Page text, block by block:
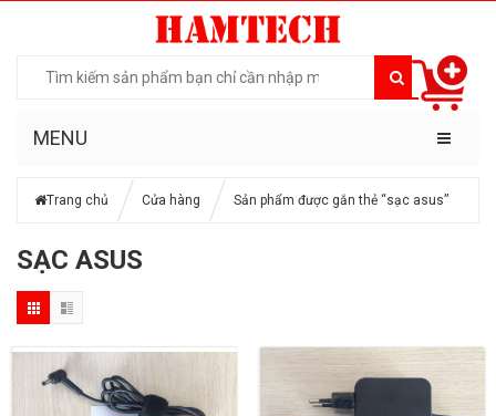
MENU
Trang chủ Cửa hàng Sản phẩm được gắn thẻ “sạc asus”
SẠC ASUS